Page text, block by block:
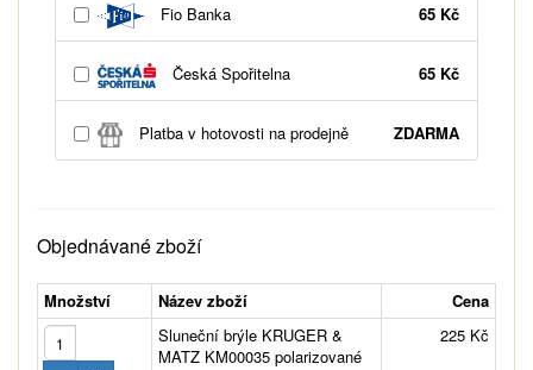
Fio Banka 65 Kč
Česká Spořitelna 65 Kč
Platba v hotovosti na prodejně ZDARMA
Objednávané zboží
Množství Název zboží
Cena
Sluneční brýle KRUGER &
MATZ KM00035 polarizované
225 Kč